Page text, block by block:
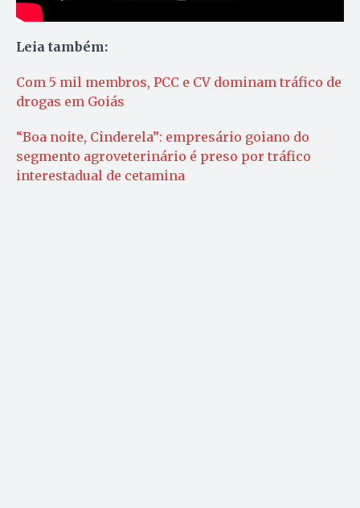
Leia também:
Com 5 mil membros, PCC e CV dominam tráfico de
drogas em Goiás
“Boa noite, Cinderela”: empresário goiano do
segmento agroveterinário é preso por tráfico
interestadual de cetamina